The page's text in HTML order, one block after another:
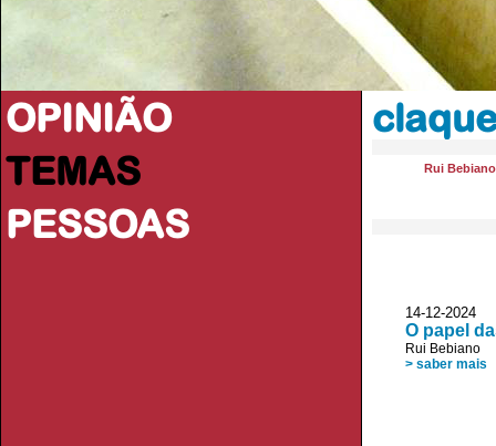
OPINIÃO
TEMAS
PESSOAS
Rui Bebiano
14-12-
O papel
Rui Bebiano
> saber mais